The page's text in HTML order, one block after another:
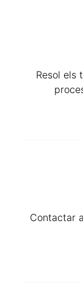
Resol els
Contactar